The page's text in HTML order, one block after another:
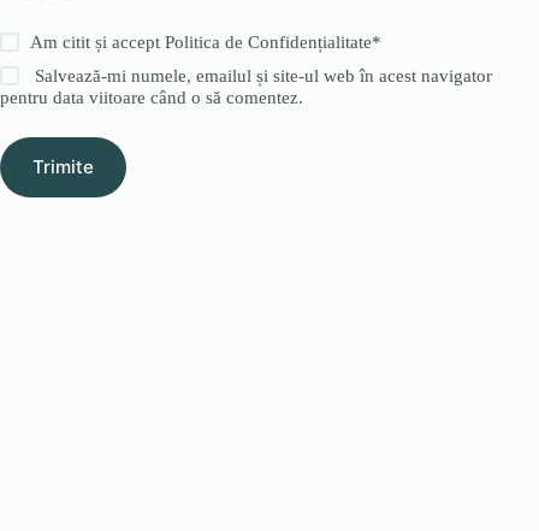
Am citit și acceptPolitica de Confidențialitate*
Salvează-mi numele, emailul și site-ul web în acest navigator
pentru data viitoare când o să comentez.
Trimite